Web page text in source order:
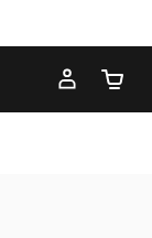
장바